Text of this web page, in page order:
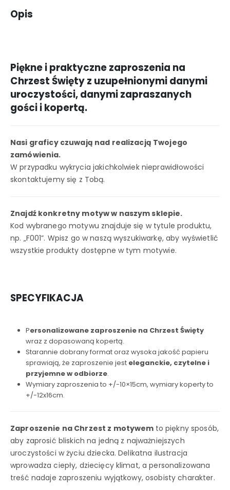
Opis
Piękne i praktyczne zaproszenia na
Chrzest Święty z uzupełnionymi danymi
uroczystości, danymi zapraszanych
gości i kopertą.
Nasi graficy czuwają nad realizacją Twojego
zamówienia.
W przypadku wykrycia jakichkolwiek nieprawidłowości
skontaktujemy się z Tobą.
Znajdź konkretny motyw w naszym sklepie.
Kod wybranego motywu znajduje się w tytule produktu,
np. „F001”. Wpisz go w naszą wyszukiwarkę, aby wyświetlić
wszystkie produkty dostępne w tym motywie.
SPECYFIKACJA
Personalizowane zaproszenie na Chrzest Święty
wraz z dopasowaną kopertą.
Starannie dobrany format oraz wysoka jakość papieru
sprawiają, że zaproszenie jest eleganckie, czytelne i
przyjemne w odbiorze.
Wymiary zaproszenia to +/-10×15cm, wymiary koperty to
+/-12x16cm.
Zaproszenie na Chrzest z motywem to piękny sposób,
aby zaprosić bliskich na jedną z najważniejszych
uroczystości w życiu dziecka. Delikatna ilustracja
wprowadza ciepły, dziecięcy klimat, a personalizowana
treść nadaje zaproszeniu wyjątkowy, osobisty charakter.